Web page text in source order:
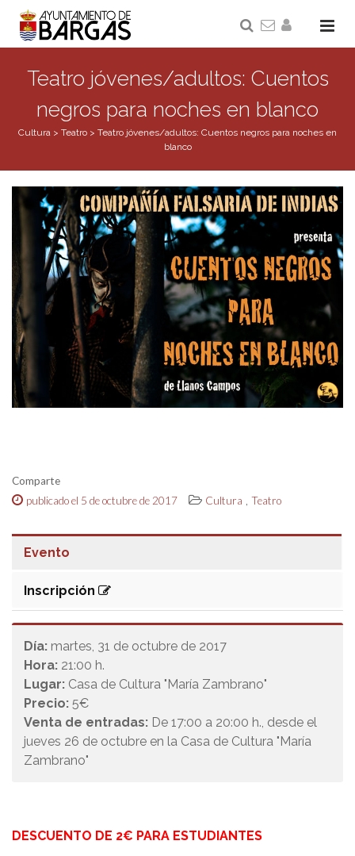
Teatro jóvenes/adultos: Cuentos
negros para noches en blanco
Cultura > Teatro > Teatro jóvenes/adultos: Cuentos negros para noches en
blanco
Comparte
publicado el 5 de octubre de 2017
Cultura , Teatro
Evento
Inscripción
Día: martes, 31 de octubre de 2017
Hora: 21:00 h.
Lugar: Casa de Cultura "María Zambrano"
Precio: 5€
Venta de entradas: De 17:00 a 20:00 h., desde el
jueves 26 de octubre en la Casa de Cultura "María
Zambrano"
DESCUENTO DE 2€ PARA ESTUDIANTES